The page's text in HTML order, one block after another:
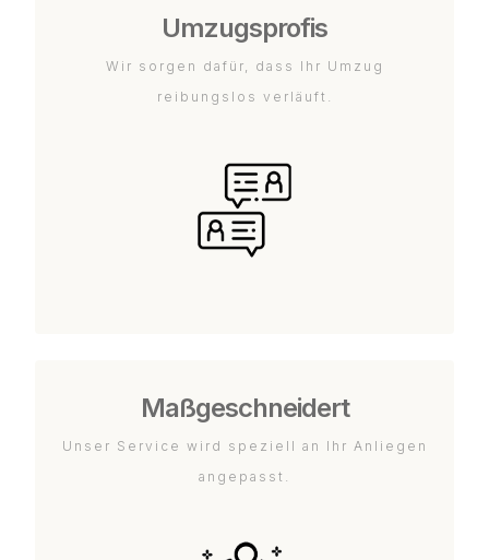
Umzugsprofis
Wir sorgen dafür, dass Ihr Umzug
reibungslos verläuft.
Maßgeschneidert
Unser Service wird speziell an Ihr Anliegen
angepasst.